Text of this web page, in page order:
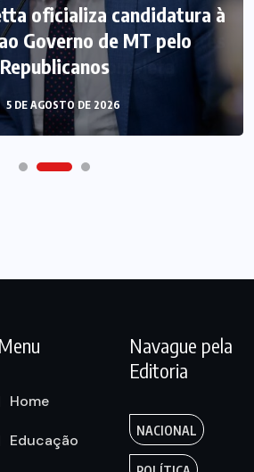
oficializa candidatura à
Governo de MT pelo
Republicanos
5 DE AGOSTO DE 2026
Menu
Home
Educação
Navague pela
Editoria
NACIONAL